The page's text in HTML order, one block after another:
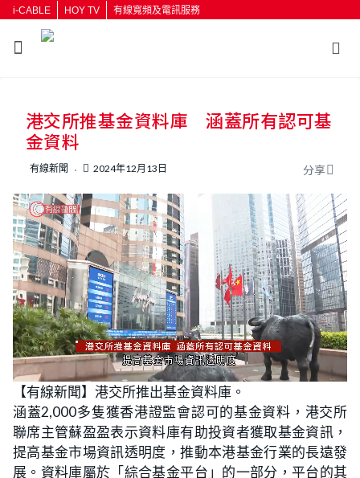
i-CABLE HOY TV 有線寬頻及電訊服務
按輸入鍵開始搜尋
港交所推基金資料庫 涵蓋所有認可基
金資料
有線新聞 2024年12月13日 分享
U
n
m
u
t
e
L
o
a
d
e
d
:
7
2
.
9
【有線新聞】港交所推出基金資料庫。
涵蓋2,000多隻獲香港證監會認可的基金資料，港交所
聯席主管蘇盈盈表示資料庫有助投資者獲取基金資訊，
提高基金市場資訊透明度，推動本港基金行業的長遠發
展。資料庫屬於「綜合基金平台」的一部分，平台的其